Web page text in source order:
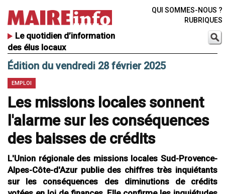
Le quotidien d’information
des élus locaux
QUI SOMMES-NOUS ?
RUBRIQUES
Édition du vendredi 28 février 2025
EMPLOI
Les missions locales sonnent
l'alarme sur les conséquences
des baisses de crédits
L'Union régionale des missions locales Sud-Provence-
Alpes-Côte-d'Azur publie des chiffres très inquiétants
sur les conséquences des diminutions de crédits